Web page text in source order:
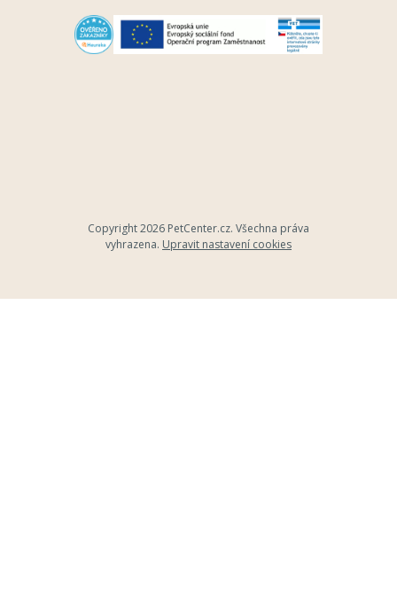
Copyright 2026 PetCenter.cz. Všechna práva
vyhrazena. Upravit nastavení cookies